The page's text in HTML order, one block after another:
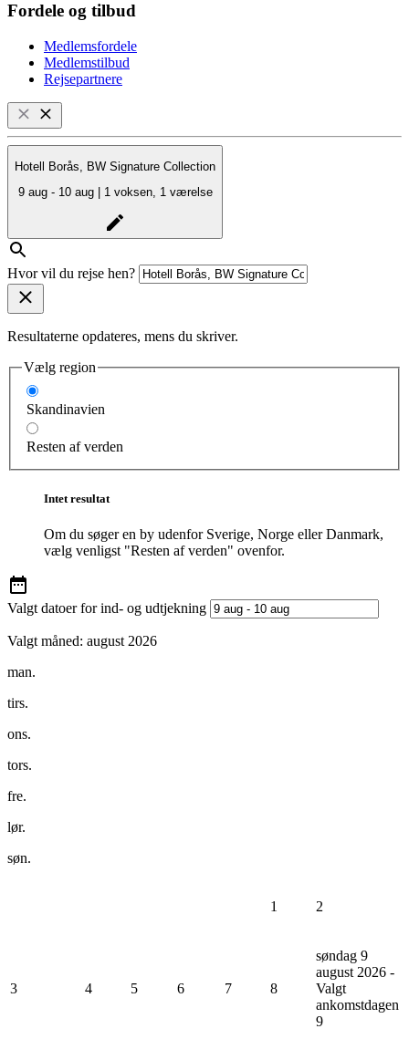
Fordele og tilbud
Medlemsfordele
Medlemstilbud
Rejsepartnere
Hotell Borås, BW Signature Collection
9 aug - 10 aug | 1 voksen, 1 værelse
Hvor vil du rejse hen?
Resultaterne opdateres, mens du skriver.
Vælg region
Skandinavien
Resten af verden
Intet resultat
Om du søger en by udenfor Sverige, Norge eller Danmark,
vælg venligst "Resten af verden" ovenfor.
Valgt datoer for ind- og udtjekning
Valgt måned: august 2026
man.
tirs.
ons.
tors.
fre.
lør.
søn.
1 2
3 4 5 6 7 8
søndag 9
august 2026 -
Valgt
ankomstdagen
9